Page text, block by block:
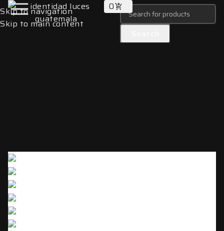
Skip to navigation
Skip to main content
0